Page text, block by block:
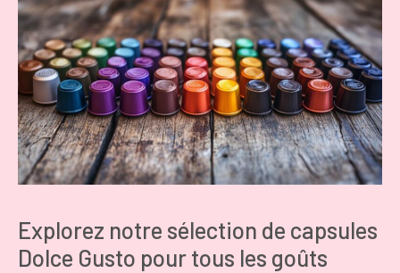
Explorez notre sélection de capsules
Dolce Gusto pour tous les goûts